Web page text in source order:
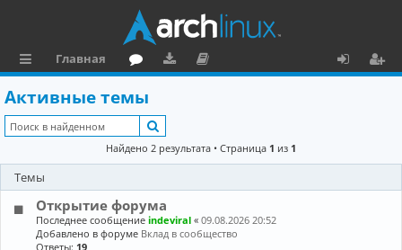
ы
л
к
и
Главная
ру
м
ру
зк
и
е
н
та
р
а
Активные темы
Найдено 2 результата • Страница 1 из 1
Темы
Открытие форума
Последнее сообщениеindeviral «09.08.2026 20:52
Добавлено в форуме Вклад в сообщество
Ответы: 19